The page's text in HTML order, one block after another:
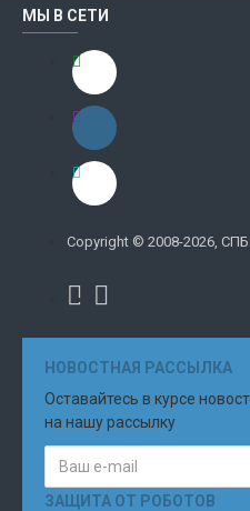
МЫ В СЕТИ
Copyright © 2008-2026,
НОВОСТНАЯ РАССЫЛКА
Оставайтесь в курсе
на нашу рассылку
ЗАЩИТА ОТ РОБОТОВ